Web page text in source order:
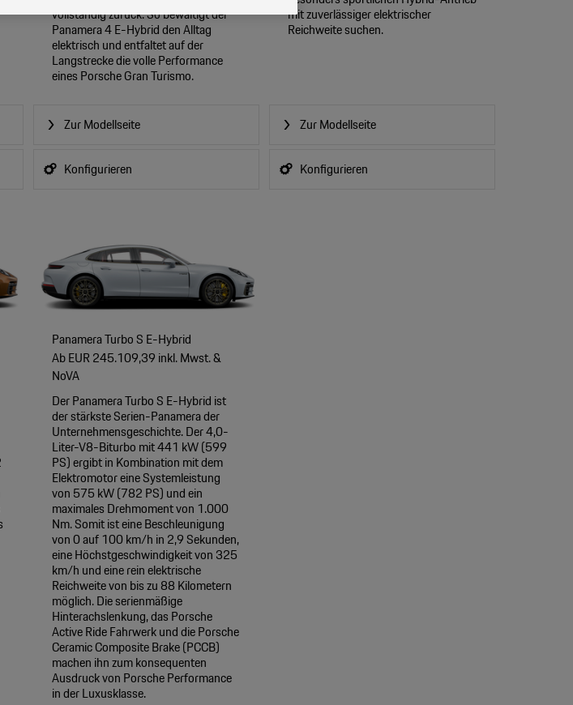
vollständig zurück. So bewältigt der
Panamera 4 E-Hybrid den Alltag
elektrisch und entfaltet auf der
Langstrecke die volle Performance
eines Porsche Gran Turismo.
Zur Modellseite
Konfigurieren
mit zuverlässiger elektrischer
Reichweite suchen.
Zur Modellseite
Konfigurieren
Panamera Turbo S E-Hybrid
Ab EUR 245.109,39 inkl. Mwst. &
NoVA
Der Panamera Turbo S E-Hybrid ist
der stärkste Serien-Panamera der
Unternehmensgeschichte. Der 4,0-
Liter-V8-Biturbo mit 441 kW (599
PS) ergibt in Kombination mit dem
Elektromotor eine Systemleistung
von 575 kW (782 PS) und ein
maximales Drehmoment von 1.000
Nm. Somit ist eine Beschleunigung
von 0 auf 100 km/h in 2,9 Sekunden,
eine Höchstgeschwindigkeit von 325
km/h und eine rein elektrische
Reichweite von bis zu 88 Kilometern
möglich. Die serienmäßige
Hinterachslenkung, das Porsche
Active Ride Fahrwerk und die Porsche
Ceramic Composite Brake (PCCB)
machen ihn zum konsequenten
Ausdruck von Porsche Performance
in der Luxusklasse.